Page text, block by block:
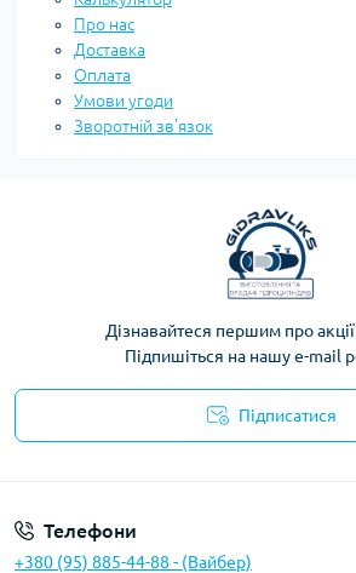
Про нас
Доставка
Оплата
Умови угоди
Зворотній зв'язок
Дізнавайтеся першим про
Підпишіться на нашу e-mail
Підписатися
Телефони
+380 (95) 885-44-88 - (Вайбер)